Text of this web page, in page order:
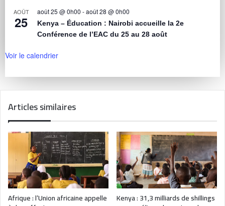
AOÛT
25
août 25 @ 0h00 -août 28 @ 0h00
Kenya – Éducation : Nairobi accueille la 2e
Conférence de l’EAC du 25 au 28 août
Voir le calendrier
Articles similaires
Afrique : l’Union africaine appelle Kenya : 31,3 milliards de shillings